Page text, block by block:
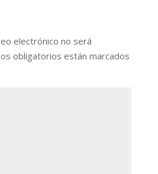
electrónico no será
obligatorios están marcados